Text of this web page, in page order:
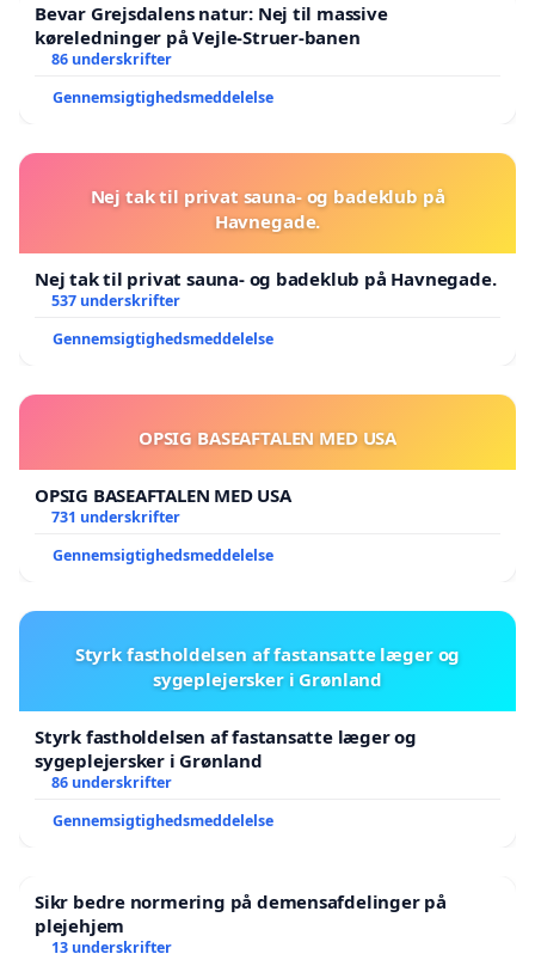
Bevar Grejsdalens natur: Nej til massive
køreledninger på Vejle-Struer-banen
86 underskrifter
Gennemsigtighedsmeddelelse
Nej tak til privat sauna- og badeklub på
Havnegade.
Nej tak til privat sauna- og badeklub på Havnegade.
537 underskrifter
Gennemsigtighedsmeddelelse
OPSIG BASEAFTALEN MED USA
OPSIG BASEAFTALEN MED USA
731 underskrifter
Gennemsigtighedsmeddelelse
Styrk fastholdelsen af fastansatte læger og
sygeplejersker i Grønland
Styrk fastholdelsen af fastansatte læger og
sygeplejersker i Grønland
86 underskrifter
Gennemsigtighedsmeddelelse
Sikr bedre normering på demensafdelinger på
plejehjem
13 underskrifter